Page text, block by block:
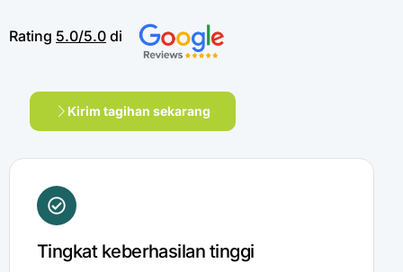
Rating 5.0/5.0 di
Kirim tagihan sekarang
Tingkat keberhasilan tinggi